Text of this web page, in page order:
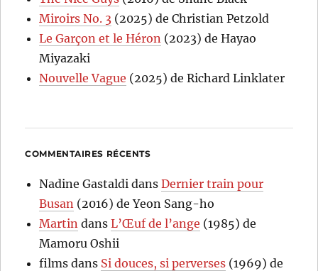
Miroirs No. 3 (2025) de Christian Petzold
Le Garçon et le Héron (2023) de Hayao
Miyazaki
Nouvelle Vague (2025) de Richard Linklater
COMMENTAIRES RÉCENTS
Nadine Gastaldi dansDernier train pour
Busan (2016) de Yeon Sang-ho
Martin dansL’Œuf de l’ange (1985) de
Mamoru Oshii
films dans Si douces, si perverses (1969) de